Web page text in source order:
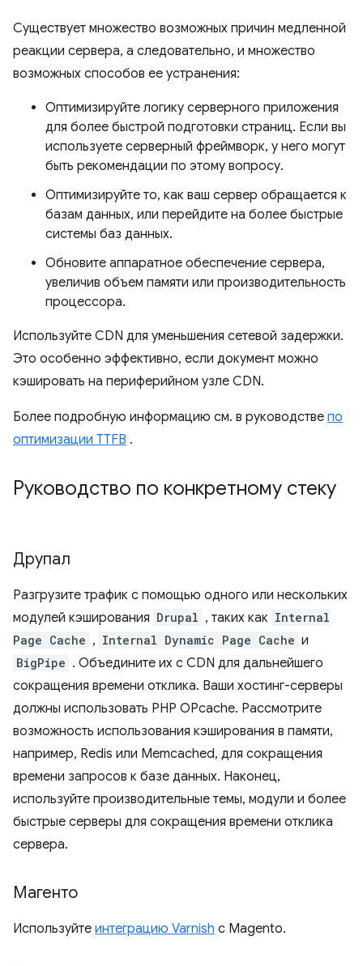
Существует множество возможных причин медленной
реакции сервера, а следовательно, и множество
возможных способов ее устранения:
Оптимизируйте логику серверного приложения
для более быстрой подготовки страниц. Если вы
используете серверный фреймворк, у него могут
быть рекомендации по этому вопросу.
Оптимизируйте то, как ваш сервер обращается к
базам данных, или перейдите на более быстрые
системы баз данных.
Обновите аппаратное обеспечение сервера,
увеличив объем памяти или производительность
процессора.
Используйте CDN для уменьшения сетевой задержки.
Это особенно эффективно, если документ можно
кэшировать на периферийном узле CDN.
Более подробную информацию см. в руководстве по
оптимизации TTFB .
Руководство по конкретному стеку
Друпал
Разгрузите трафик с помощью одного или нескольких
модулей кэширования Drupal , таких как Internal
Page Cache , Internal Dynamic Page Cache и
BigPipe . Объедините их с CDN для дальнейшего
сокращения времени отклика. Ваши хостинг-серверы
должны использовать PHP OPcache. Рассмотрите
возможность использования кэширования в памяти,
например, Redis или Memcached, для сокращения
времени запросов к базе данных. Наконец,
используйте производительные темы, модули и более
быстрые серверы для сокращения времени отклика
сервера.
Магенто
Используйте интеграцию Varnish с Magento.